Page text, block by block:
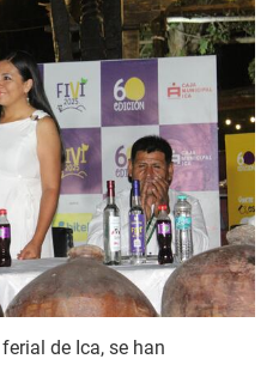
de Ica, se han